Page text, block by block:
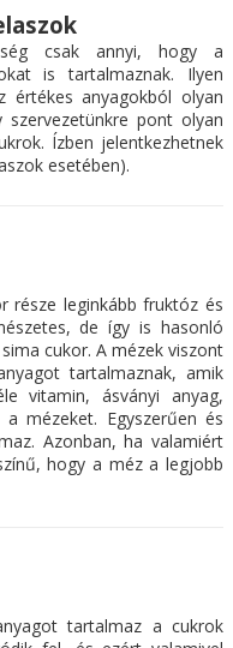
csak annyi, hogy a
is tartalmaznak. Ilyen
értékes anyagokból olyan
pont olyan
Ízben jelentkezhetnek
esetében).
része leginkább fruktóz és
de így is hasonló
cukor. A mézek viszont
tartalmaznak, amik
vitamin, ásványi anyag,
mézeket. Egyszerűen és
Azonban, ha valamiért
hogy a méz a legjobb
tartalmaz a cukrok